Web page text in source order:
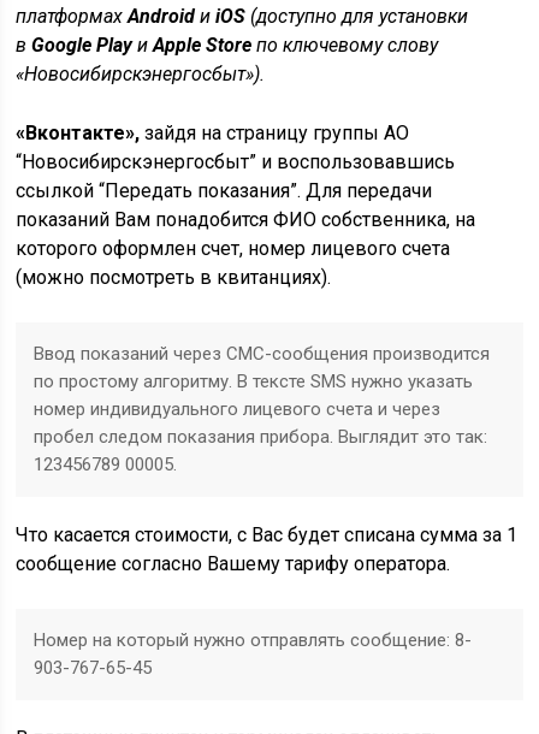
платформахAndroidи iOS (доступно для установки
вGoogle PlayиApple Store по ключевому слову
«Новосибирскэнергосбыт»).
«Вконтакте», зайдя на страницу группы АО
“Новосибирскэнергосбыт” и воспользовавшись
ссылкой “Передать показания”. Для передачи
показаний Вам понадобится ФИО собственника, на
которого оформлен счет, номер лицевого счета
(можно посмотреть в квитанциях).
Ввод показаний через СМС-сообщения производится
по простому алгоритму. В тексте SMS нужно указать
номер индивидуального лицевого счета и через
пробел следом показания прибора. Выглядит это так:
123456789 00005.
Что касается стоимости, с Вас будет списана сумма за 1
сообщение согласно Вашему тарифу оператора.
Номер на который нужно отправлять сообщение: 8-
903-767-65-45